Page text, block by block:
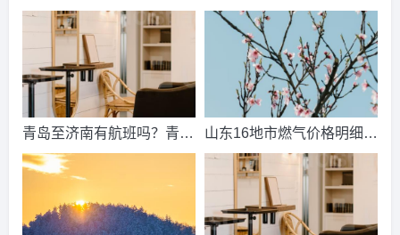
间？济南动物王国票价？
来了吗？济南中考总分多
青岛至济南有航班吗？青岛
到济南的高铁票多钱？
山东16地市燃气价格明细？
2021山东天然气费收费标